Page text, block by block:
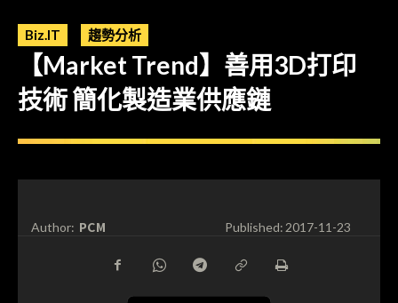
Biz.IT 趨勢分析
【Market Trend】善用3D打印
技術 簡化製造業供應鏈
Author: PCM Published:2017-11-23